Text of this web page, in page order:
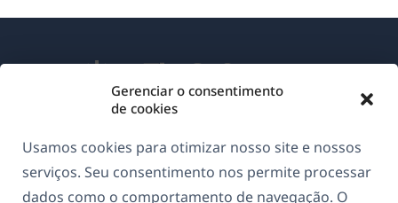
Gerenciar o consentimento
de cookies
Usamos cookies para otimizar nosso site e nossos
serviços. Seu consentimento nos permite processar
dados como o comportamento de navegação. O
GDPR & Política de Privacidade
(abre